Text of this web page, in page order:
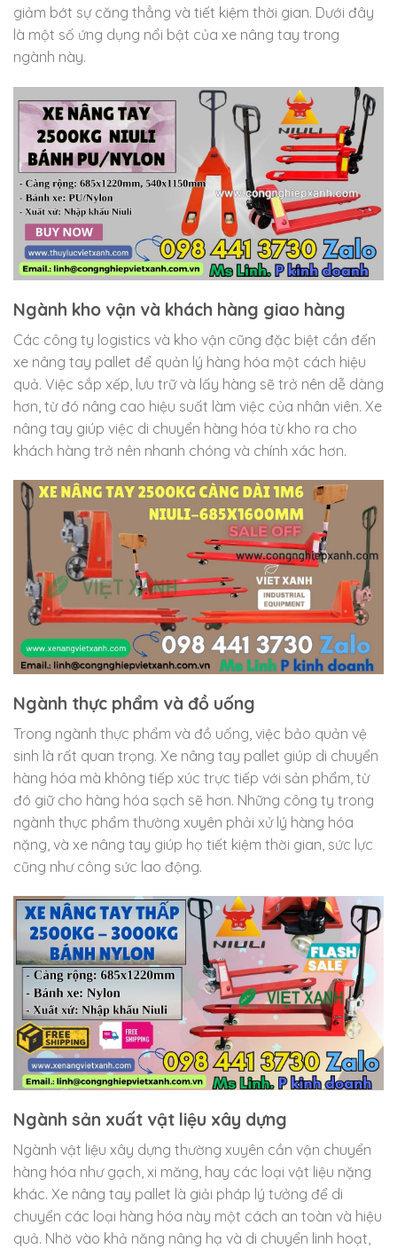
giảm bớt sự căng thẳng và tiết kiệm thời gian. Dưới đây
là một số ứng dụng nổi bật của xe nâng tay trong
ngành này.
Ngành kho vận và khách hàng giao hàng
Các công ty logistics và kho vận cũng đặc biệt cần đến
xe nâng tay pallet để quản lý hàng hóa một cách hiệu
quả. Việc sắp xếp, lưu trữ và lấy hàng sẽ trở nên dễ dàng
hơn, từ đó nâng cao hiệu suất làm việc của nhân viên. Xe
nâng tay giúp việc di chuyển hàng hóa từ kho ra cho
khách hàng trở nên nhanh chóng và chính xác hơn.
Ngành thực phẩm và đồ uống
Trong ngành thực phẩm và đồ uống, việc bảo quản vệ
sinh là rất quan trọng. Xe nâng tay pallet giúp di chuyển
hàng hóa mà không tiếp xúc trực tiếp với sản phẩm, từ
đó giữ cho hàng hóa sạch sẽ hơn. Những công ty trong
ngành thực phẩm thường xuyên phải xử lý hàng hóa
nặng, và xe nâng tay giúp họ tiết kiệm thời gian, sức lực
cũng như công sức lao động.
Ngành sản xuất vật liệu xây dựng
Ngành vật liệu xây dựng thường xuyên cần vận chuyển
hàng hóa như gạch, xi măng, hay các loại vật liệu nặng
khác. Xe nâng tay pallet là giải pháp lý tưởng để di
chuyển các loại hàng hóa này một cách an toàn và hiệu
quả. Nhờ vào khả năng nâng hạ và di chuyển linh hoạt,